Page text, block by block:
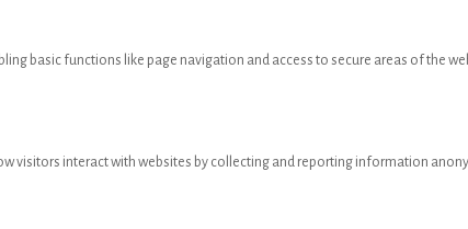
basic functions like page navigation and access to secure areas of the
visitors interact with websites by collecting and reporting information